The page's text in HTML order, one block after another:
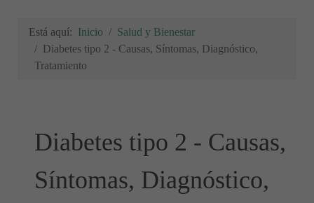
Está aquí: Inicio
Salud y Bienestar
Diabetes tipo 2 - Causas, Síntomas, Diagnóstico,
Tratamiento
Diabetes tipo 2 - Causas,
Síntomas, Diagnóstico,